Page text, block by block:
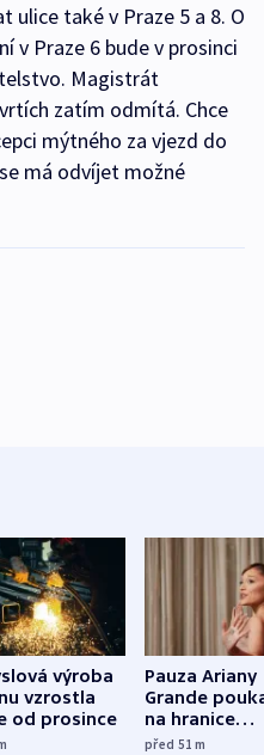
ulice také v Praze 5 a 8. O
v Praze 6 bude v prosinci
Magistrát
zatím odmítá. Chce
mýtného za vjezd do
má odvíjet možné
výroba
vzrostla
od prosince
Pauza Ariany
Grande
na hranice
před 51m